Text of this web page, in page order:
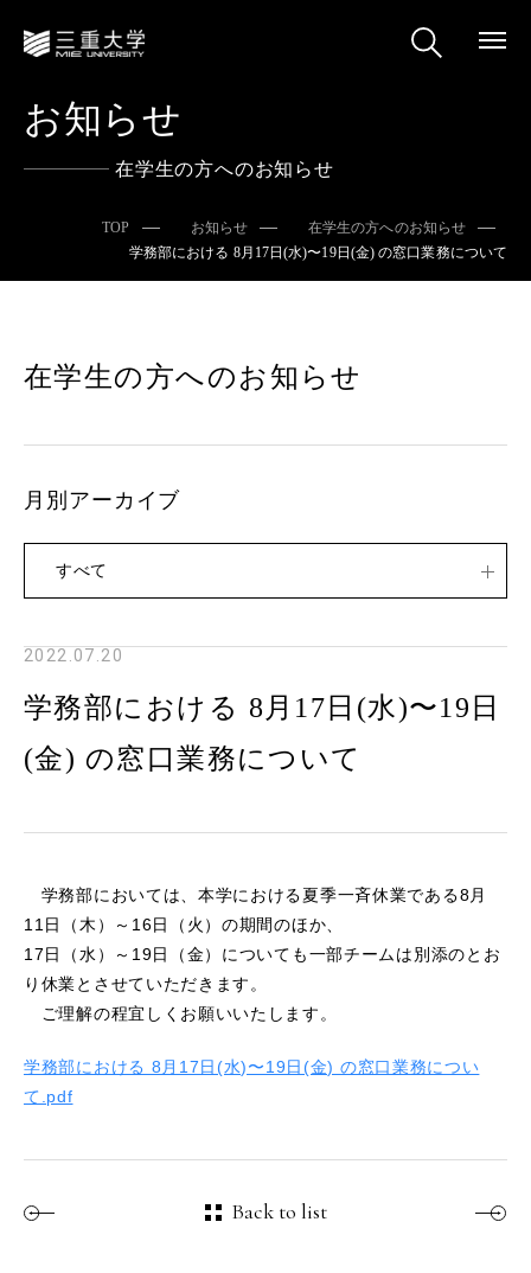
お知らせ
在学生の方へのお知らせ
TOP お知らせ
在学生の方へのお知らせ
学務部における 8⽉17⽇(⽔)〜19⽇(⾦) の窓⼝業務について
2022.07.20
学務部における 8⽉17⽇(⽔)〜19⽇
(⾦) の窓⼝業務について
学務部においては、本学における夏季一斉休業である8月
11日（木）～16日（火）の期間のほか、
17日（水）～19日（金）についても一部チームは別添のとお
り休業とさせていただきます。
ご理解の程宜しくお願いいたします。
学務部における 8⽉17⽇(⽔)〜19⽇(⾦) の窓⼝業務につい
て.pdf
Back to list
在学生の方へのお知らせ
月別アーカイブ
すべて